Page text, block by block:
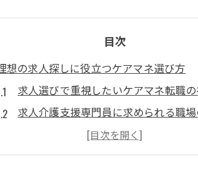
目次
想の求人探しに役立つケアマネ選び方
求人選びで重視したいケアマネ転職
求人介護支援専門員に求められる職
ケアマネジャー求人の比較ポイントと
求人情報から見抜く理想の働き方の